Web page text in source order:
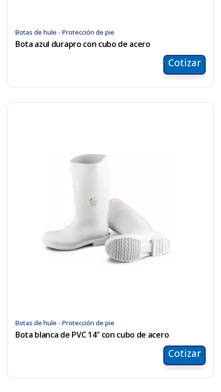
Botas de hule - Protección de pie
Bota azul durapro con cubo de acero
Cotizar
Botas de hule - Protección de pie
Bota blanca de PVC 14″ con cubo de acero
Cotizar